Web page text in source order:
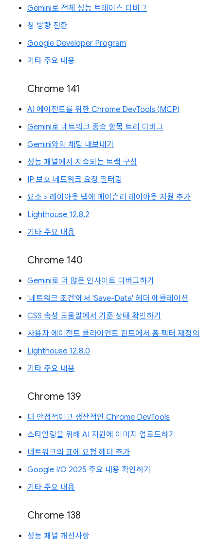
Gemini로 전체 성능 트레이스 디버그
창 방향 전환
Google Developer Program
기타 주요 내용
Chrome 141
AI 에이전트를 위한 Chrome DevTools (MCP)
Gemini로 네트워크 종속 항목 트리 디버그
Gemini와의 채팅 내보내기
성능 패널에서 지속되는 트랙 구성
IP 보호 네트워크 요청 필터링
요소 > 레이아웃 탭에 메이슨리 레이아웃 지원 추가
Lighthouse 12.8.2
기타 주요 내용
Chrome 140
Gemini로 더 많은 인사이트 디버그하기
'네트워크 조건'에서 'Save-Data' 헤더 에뮬레이션
CSS 속성 도움말에서 기준 상태 확인하기
사용자 에이전트 클라이언트 힌트에서 폼 팩터 재정의
Lighthouse 12.8.0
기타 주요 내용
Chrome 139
더 안정적이고 생산적인 Chrome DevTools
스타일링을 위해 AI 지원에 이미지 업로드하기
네트워크의 표에 요청 헤더 추가
Google I/O 2025 주요 내용 확인하기
기타 주요 내용
Chrome 138
성능 패널 개선사항